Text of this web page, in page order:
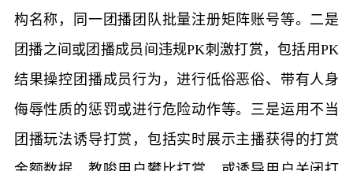
构名称，同一团播团队批量注册矩阵账号等。二是
团播之间或团播成员间违规PK刺激打赏，包括用PK
结果操控团播成员行为，进行低俗恶俗、带有人身
侮辱性质的惩罚或进行危险动作等。三是运用不当
团播玩法诱导打赏，包括实时展示主播获得的打赏